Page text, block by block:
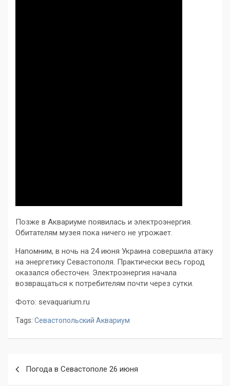
Позже в Аквариуме появилась и электроэнергия.
Обитателям музея пока ничего не угрожает.
Напомним, в ночь на 24 июня Украина совершила атаку
на энергетику Севастополя. Практически весь город
оказался обесточен. Электроэнергия начала
возвращаться к потребителям почти через сутки.
Фото: sevaquarium.ru
Tags: Севастопольский Аквариум
Погода в Севастополе 26 июня